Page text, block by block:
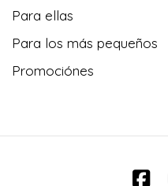
Para ellas
Para los más pequeños
Promociónes